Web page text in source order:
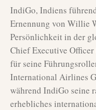
IndiGo, Indiens
Ernennung von Willie
Persönlichkeit in der
Chief Executive
für seine
International Airlines
während IndiGo seine
erhebliches